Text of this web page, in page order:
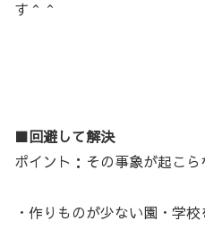
す＾＾
■回避して解決
ポイント：その事象が起こ
・作りものが少ない園・学